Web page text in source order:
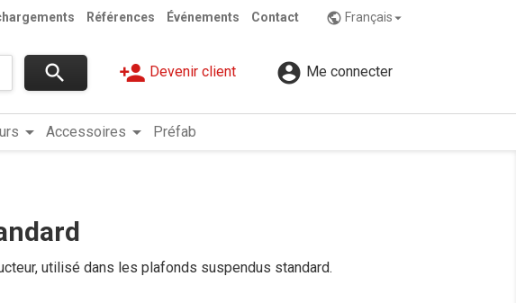
Références Événements Contact public Français
person_add Devenir client  Me connecter
search
arrow_drop_down Accessoires arrow_drop_down Préfab
utilisé dans les plafonds suspendus standard.